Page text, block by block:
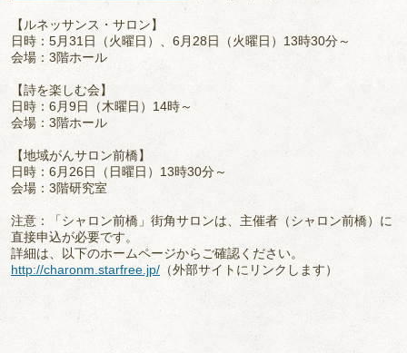
【ルネッサンス・サロン】
日時：5月31日（火曜日）、6月28日（火曜日）13時30分～
会場：3階ホール
【詩を楽しむ会】
日時：6月9日（木曜日）14時～
会場：3階ホール
【地域がんサロン前橋】
日時：6月26日（日曜日）13時30分～
会場：3階研究室
注意：「シャロン前橋」街角サロンは、主催者（シャロン前橋）に
直接申込が必要です。
詳細は、以下のホームページからご確認ください。
http://charonm.starfree.jp/ （外部サイトにリンクします）